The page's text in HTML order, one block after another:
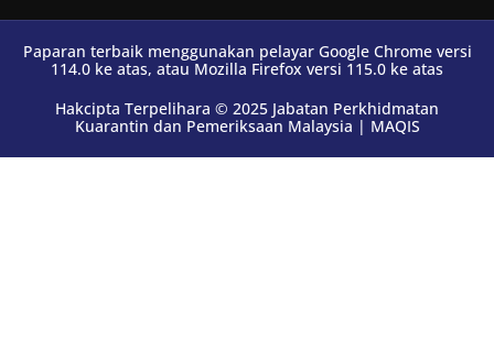
Paparan terbaik menggunakan pelayar Google Chrome versi
114.0 ke atas, atau Mozilla Firefox versi 115.0 ke atas
Hakcipta Terpelihara © 2025 Jabatan Perkhidmatan
Kuarantin dan Pemeriksaan Malaysia | MAQIS